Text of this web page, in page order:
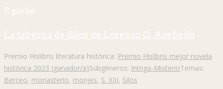
P. plebe
La taberna de Silos de Lorenzo G. Acebedo
Premio Hislibris literatura histórica: Premio Hislibris mejor novela
histórica 2023 (ganador/a)Subgéneros: Intriga-MisterioTemas:
Berceo, monasterio, monjes, S. XIII, Silos